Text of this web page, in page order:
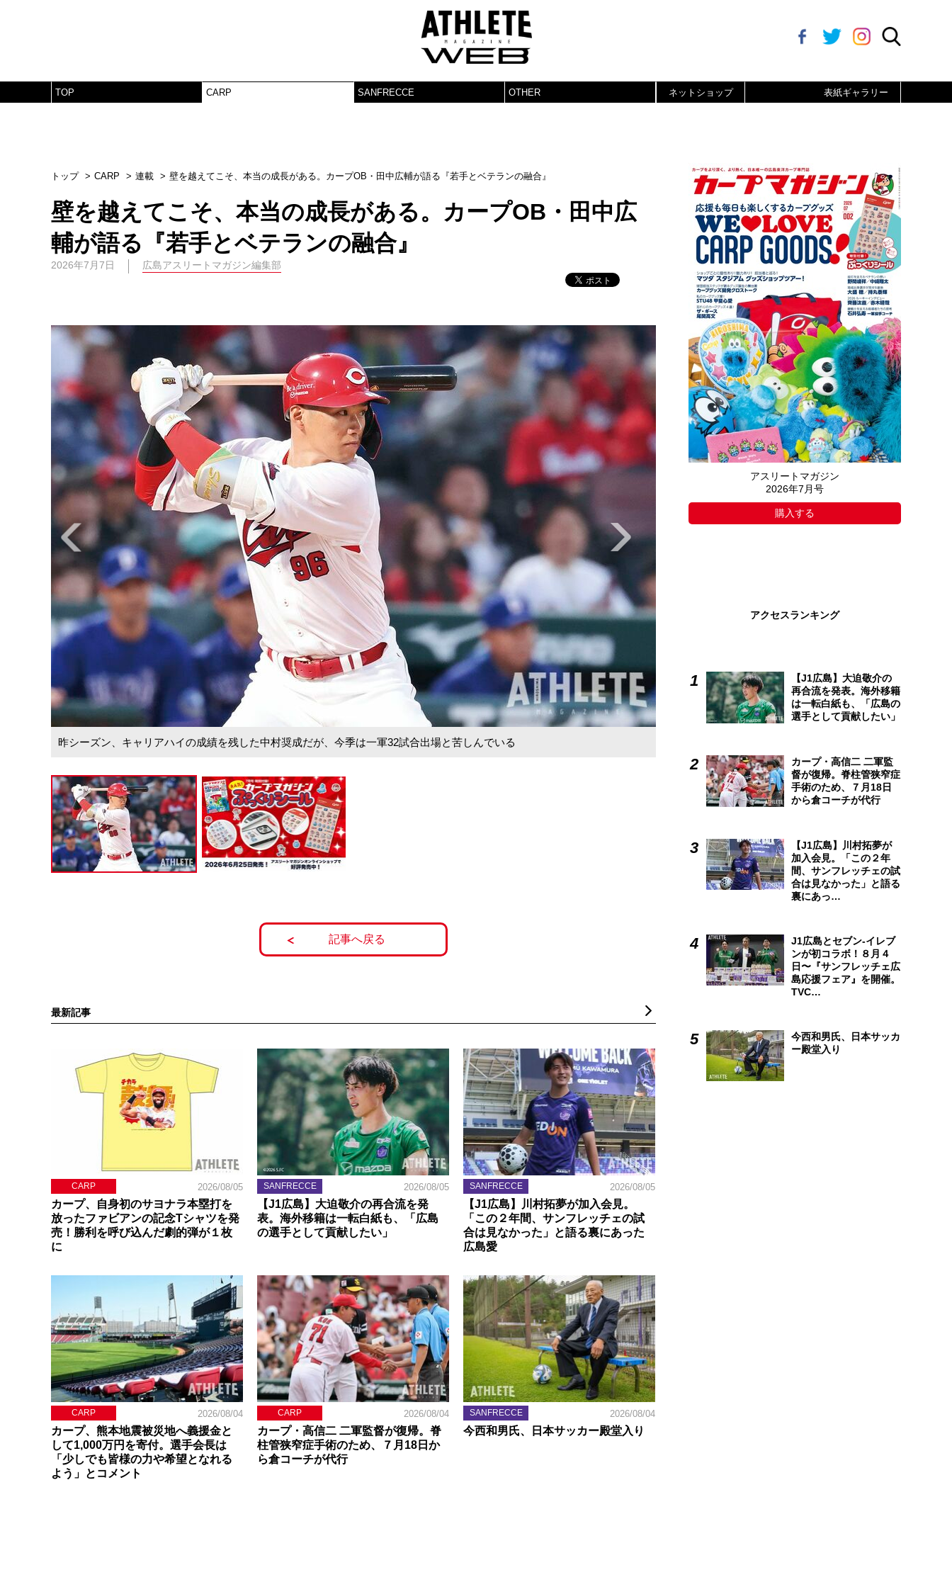
TOP CARP SANFRECCE OTHER ネットショップ 表紙ギャラリー
トップ CARP 連載 壁を越えてこそ、本当の成長がある。カープOB・田中広輔が語る『若手とベテランの融合』
壁を越えてこそ、本当の成長がある。カープOB・田中広
輔が語る『若手とベテランの融合』
2026年7月7日 広島アスリートマガジン編集部
昨シーズン、キャリアハイの成績を残した中村奨成だが、今季は一軍32試合出場と苦しんでいる
記事へ戻る
最新記事
CARP 2026/08/05
カープ、自身初のサヨナラ本塁打を
放ったファビアンの記念Tシャツを発
売！勝利を呼び込んだ劇的弾が１枚
に
SANFRECCE 2026/08/05
【J1広島】大迫敬介の再合流を発
表。海外移籍は一転白紙も、「広島
の選手として貢献したい」
SANFRECCE 2026/08/05
【J1広島】川村拓夢が加入会見。
「この２年間、サンフレッチェの試
合は見なかった」と語る裏にあった
広島愛
CARP 2026/08/04
カープ、熊本地震被災地へ義援金と
して1,000万円を寄付。選手会長は
「少しでも皆様の力や希望となれる
よう」とコメント
CARP 2026/08/04
カープ・高信二 二軍監督が復帰。脊
柱管狭窄症手術のため、７月18日か
ら倉コーチが代行
SANFRECCE 2026/08/04
今西和男氏、日本サッカー殿堂入り
アスリートマガジン
2026年7月号
購入する
アクセスランキング
【J1広島】大迫敬介の
再合流を発表。海外移籍
は一転白紙も、「広島の
選手として貢献したい」
カープ・高信二 二軍監
督が復帰。脊柱管狭窄症
手術のため、７月18日
から倉コーチが代行
【J1広島】川村拓夢が
加入会見。「この２年
間、サンフレッチェの試
合は見なかった」と語る
裏にあっ…
J1広島とセブン-イレブ
ンが初コラボ！８月４
日〜『サンフレッチェ広
島応援フェア』を開催。
TVC…
今西和男氏、日本サッカ
ー殿堂入り